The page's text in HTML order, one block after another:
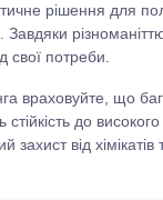
рішення для
Завдяки
свої потреби.
враховуйте, що
стійкість до
захист від